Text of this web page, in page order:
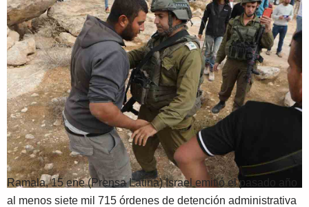
Ramala, 15 ene (Prensa Latina) Israel emitió el pasado año
al menos siete mil 715 órdenes de detención administrativa